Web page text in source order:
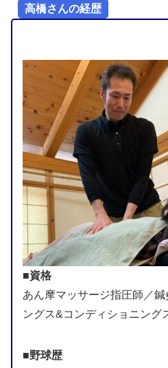
高橋さんの経歴
■資格
あん摩マッサージ指圧師／
ングス&コンディショニング
■野球歴